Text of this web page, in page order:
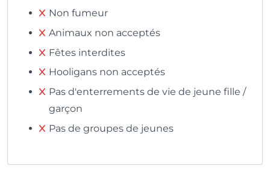
Non fumeur
Animaux non acceptés
Fêtes interdites
Hooligans non acceptés
Pas d'enterrements de vie de jeune fille /
garçon
Pas de groupes de jeunes